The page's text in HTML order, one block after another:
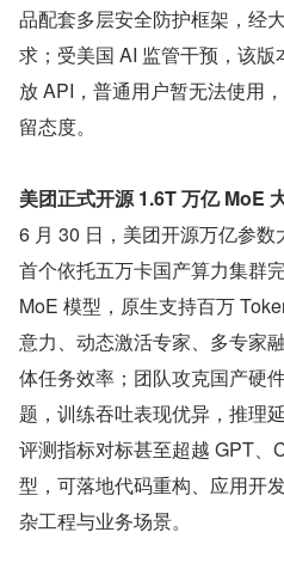
品配套多层安全防护框架，经
求；受美国 AI 监管干预，该
放 API，普通用户暂无法使用
留态度。
美团正式开源 1.6T 万亿 MoE
6 月 30 日，美团开源万亿参
首个依托五万卡国产算力集群
MoE 模型，原生支持百万
意力、动态激活专家、多专家
体任务效率；团队攻克国产硬
题，训练吞吐表现优异，推理
评测指标对标甚至超越 GPT、
型，可落地代码重构、应用开
杂工程与业务场景。